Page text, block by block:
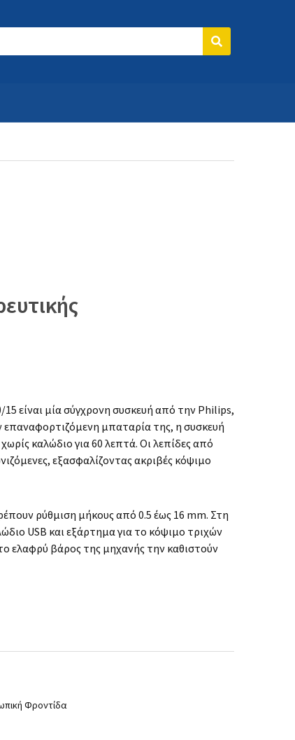
Search
είναι μία σύγχρονη συσκευή από την Philips,
επαναφορτιζόμενη μπαταρία της, η συσκευή
καλώδιο για 60 λεπτά. Οι λεπίδες από
εξασφαλίζοντας ακριβές κόψιμο
ρύθμιση μήκους από 0.5 έως 16 mm. Στη
USB και εξάρτημα για το κόψιμο τριχών
ελαφρύ βάρος της μηχανής την καθιστούν
Φροντίδα